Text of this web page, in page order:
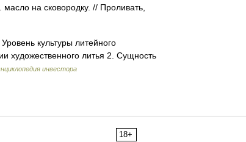
на сковородку. // Проливать,
культуры литейного
художественного литья 2. Сущность
инвестора
18+